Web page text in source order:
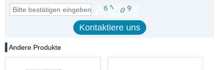
Andere Produkte